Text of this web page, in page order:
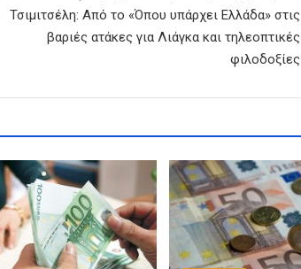
Τσιμιτσέλη: Από το «Όπου υπάρχει Ελλάδα» στις
βαριές ατάκες για Λιάγκα και τηλεοπτικές
φιλοδοξίες